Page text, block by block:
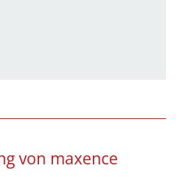
von maxence